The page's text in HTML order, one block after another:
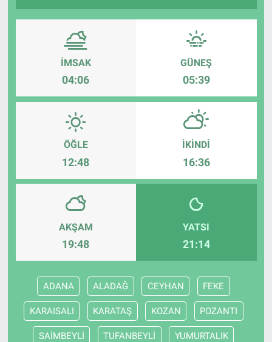
İMSAK
04:06
GÜNEŞ
05:39
ÖĞLE
12:48
İKINDI
16:36
AKŞAM
19:48
YATSI
21:14
ADANA ALADAĞ CEYHAN FEKE
KARAISALI KARATAŞ KOZAN POZANTI
SAİMBEYLİ TUFANBEYLİ YUMURTALIK
Sağlık
Yaşam
Tarım